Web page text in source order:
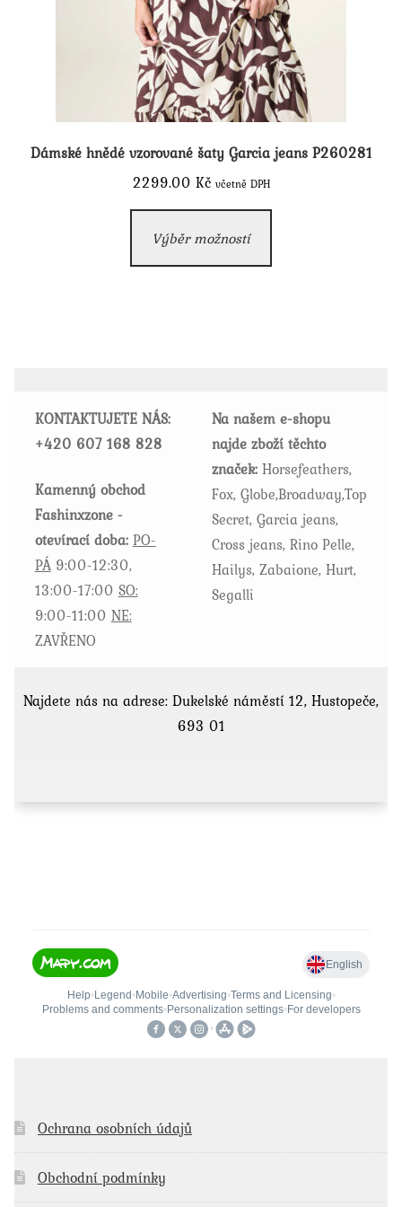
Dámské hnědé vzorované šaty Garcia jeans P260281
2299.00 Kč včetně DPH
Výběr možností
má
na
stránce
produktu
KONTAKTUJETE NÁS:
+420 607 168 828
Kamenný obchod
Fashinxzone -
otevírací doba: PO-
PÁ9:00-12:30,
13:00-17:00 SO:
9:00-11:00 NE:
ZAVŘENO
Na našem e-shopu
najde zboží těchto
značek: Horsefeathers,
Fox, Globe,Broadway,Top
Secret, Garcia jeans,
Cross jeans, Rino Pelle,
Hailys, Zabaione, Hurt,
Segalli
Najdete nás na adrese: Dukelské náměstí 12, Hustopeče,
693 01
Ochrana osobních údajů
Obchodní podmínky